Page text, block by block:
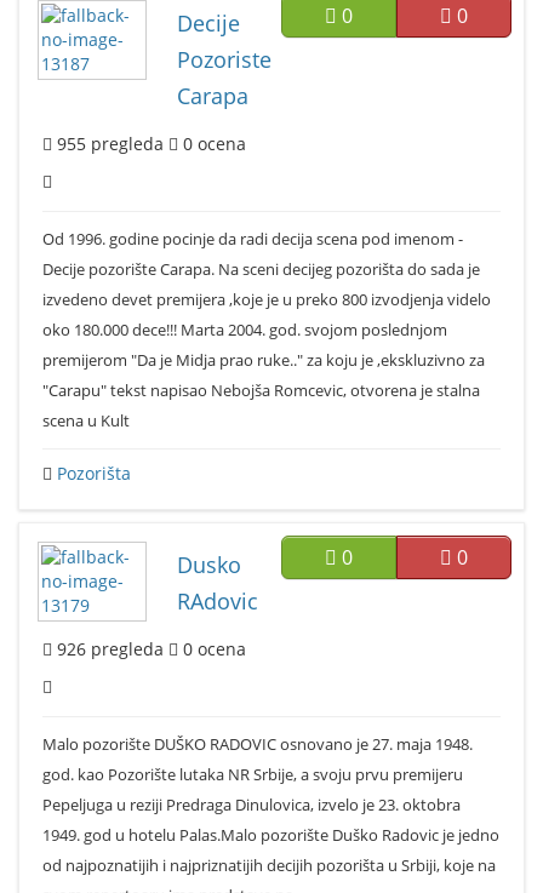
0 0
Decije
Pozoriste
Carapa
955 pregleda 0 ocena
Od 1996. godine pocinje da radi decija scena pod imenom -
Decije pozorište Carapa. Na sceni decijeg pozorišta do sada je
izvedeno devet premijera ,koje je u preko 800 izvodjenja videlo
oko 180.000 dece!!! Marta 2004. god. svojom poslednjom
premijerom "Da je Midja prao ruke.." za koju je ,ekskluzivno za
"Carapu" tekst napisao Nebojša Romcevic, otvorena je stalna
scena u Kult
Pozorišta
0 0
Dusko
RAdovic
926 pregleda 0 ocena
Malo pozorište DUŠKO RADOVIC osnovano je 27. maja 1948.
god. kao Pozorište lutaka NR Srbije, a svoju prvu premijeru
Pepeljuga u reziji Predraga Dinulovica, izvelo je 23. oktobra
1949. god u hotelu Palas.Malo pozorište Duško Radovic je jedno
od najpoznatijih i najpriznatijih decijih pozorišta u Srbiji, koje na